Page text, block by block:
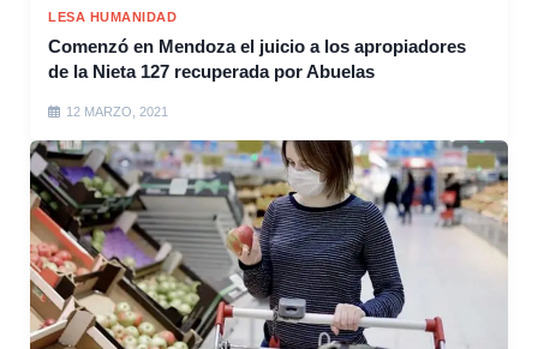
LESA HUMANIDAD
Comenzó en Mendoza el juicio a los apropiadores
de la Nieta 127 recuperada por Abuelas
12 MARZO, 2021